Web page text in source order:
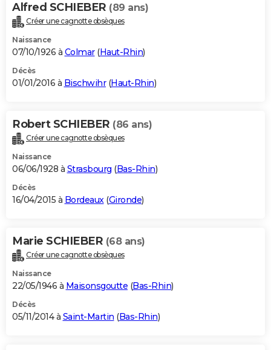
Alfred SCHIEBER (89 ans)
Créer une cagnotte obsèques
Naissance
07/10/1926 à Colmar(Haut-Rhin)
Décès
01/01/2016 à Bischwihr(Haut-Rhin)
Robert SCHIEBER (86 ans)
Créer une cagnotte obsèques
Naissance
06/06/1928 à Strasbourg (Bas-Rhin)
Décès
16/04/2015 à Bordeaux(Gironde)
Marie SCHIEBER (68 ans)
Créer une cagnotte obsèques
Naissance
22/05/1946 à Maisonsgoutte (Bas-Rhin)
Décès
05/11/2014 à Saint-Martin (Bas-Rhin)